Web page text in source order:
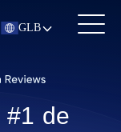
GLB
#1 de